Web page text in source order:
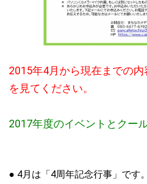
2015年4月から現在までの内
を見てください。
2017年度のイベントとクー
● 4月は「4周年記念行事」です。